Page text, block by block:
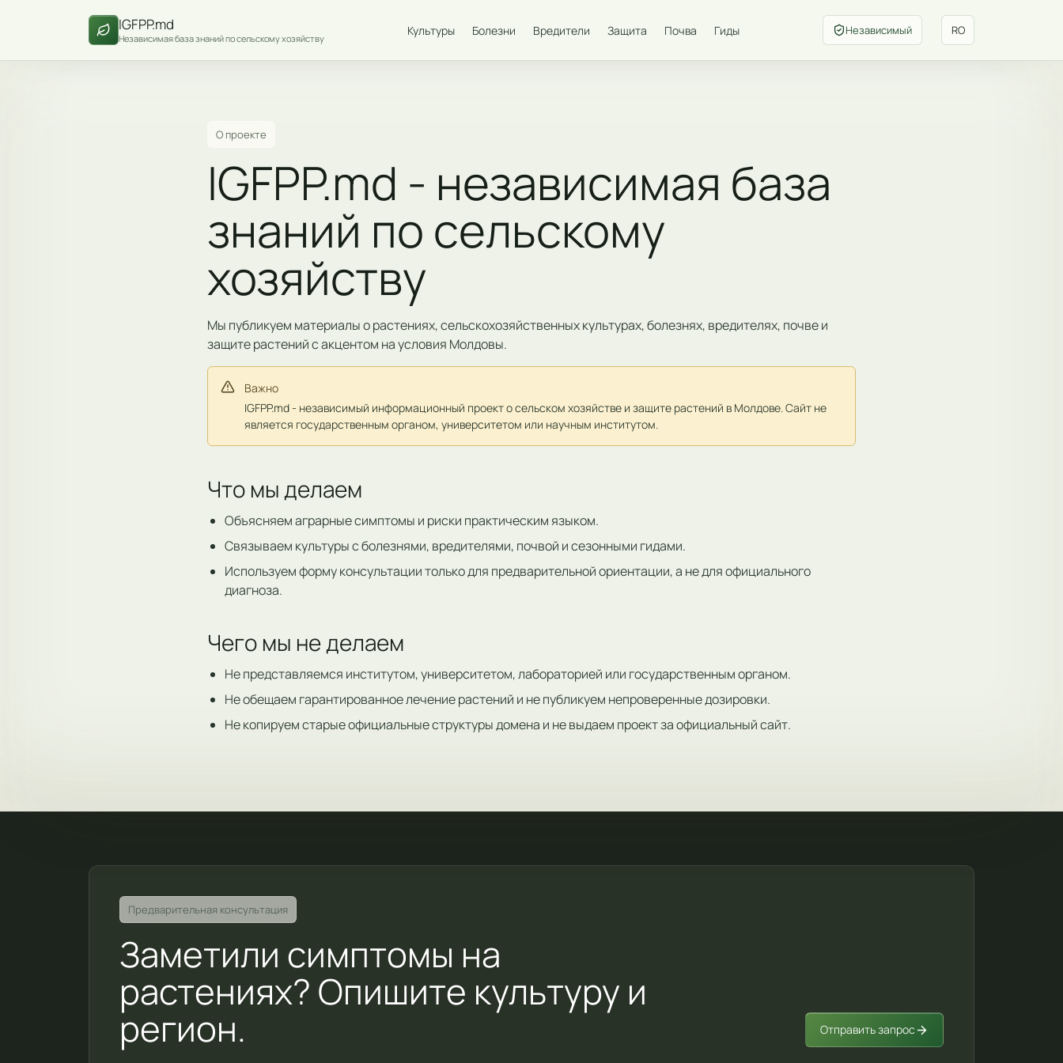
IGFPP.md
Независимая база знаний по сельскому хозяйству
Культуры Болезни Вредители Защита Почва Гиды Независимый RO
О проекте
IGFPP.md - независимая база
знаний по сельскому
хозяйству
Мы публикуем материалы о растениях, сельскохозяйственных культурах, болезнях, вредителях, почве и
защите растений с акцентом на условия Молдовы.
Важно
IGFPP.md - независимый информационный проект о сельском хозяйстве и защите растений в Молдове. Сайт не
является государственным органом, университетом или научным институтом.
Что мы делаем
Объясняем аграрные симптомы и риски практическим языком.
Связываем культуры с болезнями, вредителями, почвой и сезонными гидами.
Используем форму консультации только для предварительной ориентации, а не для официального
диагноза.
Чего мы не делаем
Не представляемся институтом, университетом, лабораторией или государственным органом.
Не обещаем гарантированное лечение растений и не публикуем непроверенные дозировки.
Не копируем старые официальные структуры домена и не выдаем проект за официальный сайт.
Предварительная консультация
Заметили симптомы на
растениях? Опишите культуру и
регион. Отправить запрос